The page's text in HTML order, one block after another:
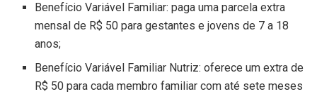
Benefício Variável Familiar: paga uma parcela extra
mensal de R$ 50 para gestantes e jovens de 7 a 18
anos;
Benefício Variável Familiar Nutriz: oferece um extra de
R$ 50 para cada membro familiar com até sete meses